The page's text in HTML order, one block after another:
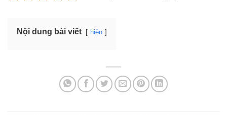
Nội dung bài viết hiện